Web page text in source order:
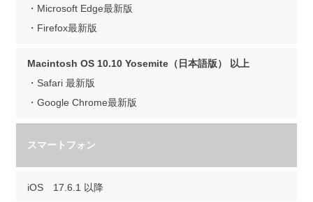
・Microsoft Edge最新版
・Firefox最新版
Macintosh OS 10.10 Yosemite（日本語版） 以上
・Safari 最新版
・Google Chrome最新版
スマートフォン
iOS 17.6.1 以降